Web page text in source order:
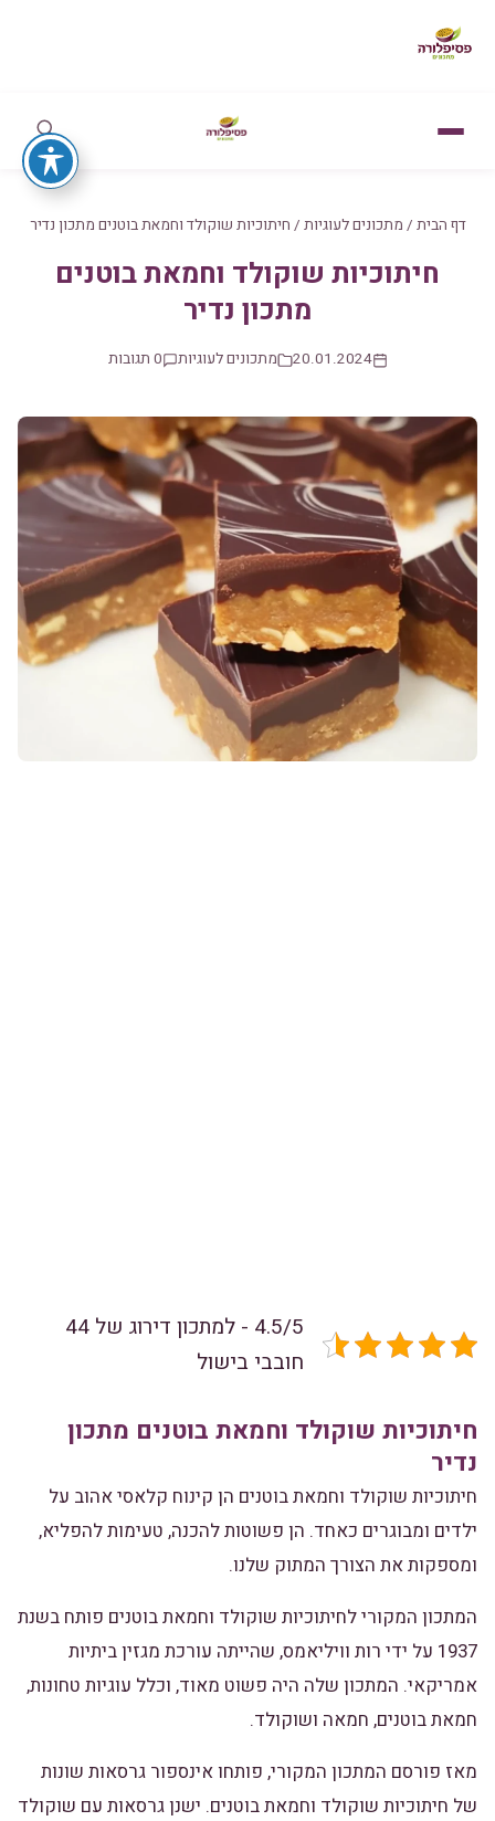
דף הבית / מתכונים לעוגיות / חיתוכיות שוקולד וחמאת בוטנים מתכון נדיר
חיתוכיות שוקולד וחמאת בוטנים
מתכון נדיר
20.01.2024 מתכונים לעוגיות 0 תגובות
4.5/5 - למתכון דירוג של 44
חובבי בישול
חיתוכיות שוקולד וחמאת בוטנים מתכון
נדיר
חיתוכיות שוקולד וחמאת בוטנים הן קינוח קלאסי אהוב על
ילדים ומבוגרים כאחד. הן פשוטות להכנה, טעימות להפליא,
ומספקות את הצורך המתוק שלנו.
המתכון המקורי לחיתוכיות שוקולד וחמאת בוטנים פותח בשנת
1937 על ידי רות וויליאמס, שהייתה עורכת מגזין ביתיות
אמריקאי. המתכון שלה היה פשוט מאוד, וכלל עוגיות טחונות,
חמאת בוטנים, חמאה ושוקולד.
מאז פורסם המתכון המקורי, פותחו אינספור גרסאות שונות
של חיתוכיות שוקולד וחמאת בוטנים. ישנן גרסאות עם שוקולד